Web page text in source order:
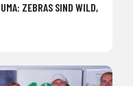
ZEBRAS SIND WILD,